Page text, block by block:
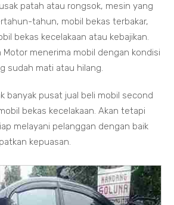
patah atau rongsok, mesin yang
tahun, mobil bekas terbakar,
bekas kecelakaan atau kebajikan.
Motor menerima mobil dengan kondisi
sudah mati atau hilang.
banyak pusat jual beli mobil second
bekas kecelakaan. Akan tetapi
melayani pelanggan dengan baik
kepuasan.